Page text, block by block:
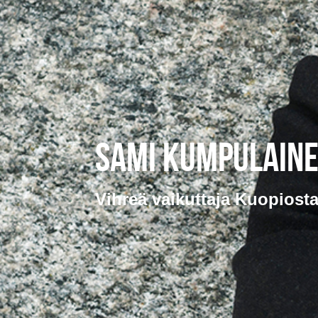
Sami
Vihreä vaikuttaja